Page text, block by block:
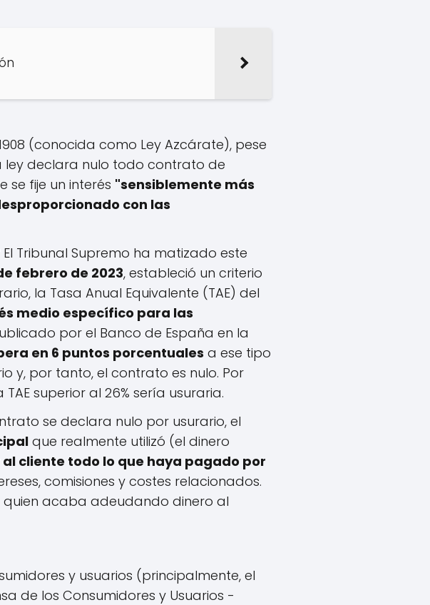
(conocida como Ley Azcárate), pese
ley declara nulo todo contrato de
se fije un interés "sensiblemente más
con las
El Tribunal Supremo ha matizado este
febrero de 2023, estableció un criterio
la Tasa Anual Equivalente (TAE) del
medio específico para las
por el Banco de España en la
en 6 puntos porcentuales a ese tipo
y, por tanto, el contrato es nulo. Por
superior al 26% sería usuraria.
se declara nulo por usurario, el
que realmente utilizó (el dinero
cliente todo lo que haya pagado por
comisiones y costes relacionados.
quien acaba adeudando dinero al
y usuarios (principalmente, el
de los Consumidores y Usuarios -